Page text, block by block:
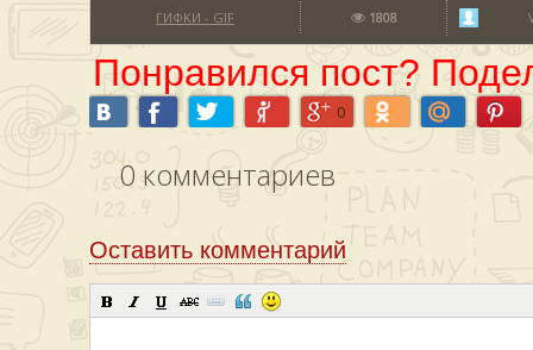
ГИФКИ - GIF 1808
Понравился пост?
0
0 комментариев
Оставить комментарий